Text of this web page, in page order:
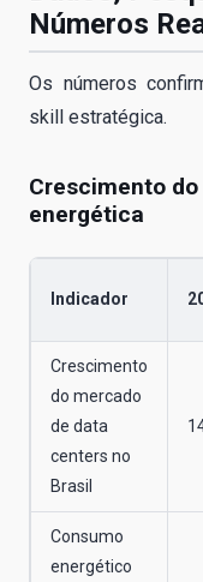
Números
Os números
skill estratégica.
Crescimento
energética
Indicador
Crescimento
do mercado
de data
centers no
Brasil
Consumo
energético